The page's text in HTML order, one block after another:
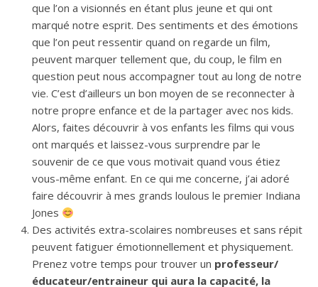
que l’on a visionnés en étant plus jeune et qui ont
marqué notre esprit. Des sentiments et des émotions
que l’on peut ressentir quand on regarde un film,
peuvent marquer tellement que, du coup, le film en
question peut nous accompagner tout au long de notre
vie. C’est d’ailleurs un bon moyen de se reconnecter à
notre propre enfance et de la partager avec nos kids.
Alors, faites découvrir à vos enfants les films qui vous
ont marqués et laissez-vous surprendre par le
souvenir de ce que vous motivait quand vous étiez
vous-même enfant. En ce qui me concerne, j’ai adoré
faire découvrir à mes grands loulous le premier Indiana
Jones
Des activités extra-scolaires nombreuses et sans répit
peuvent fatiguer émotionnellement et physiquement.
Prenez votre temps pour trouver un professeur/
éducateur/entraineur qui aura la capacité, la